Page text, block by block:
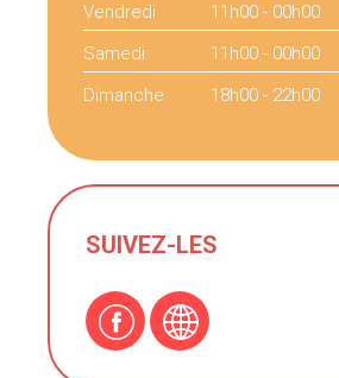
Vendredi
11h00 - 00h00
Samedi
11h00 - 00h00
Dimanche
18h00 - 22h00
SUIVEZ-LES